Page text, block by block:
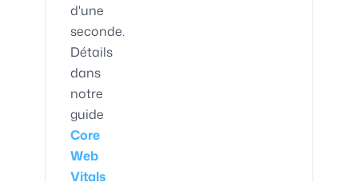
d'une
seconde.
Détails
dans
notre
guide
Core
Web
Vitals